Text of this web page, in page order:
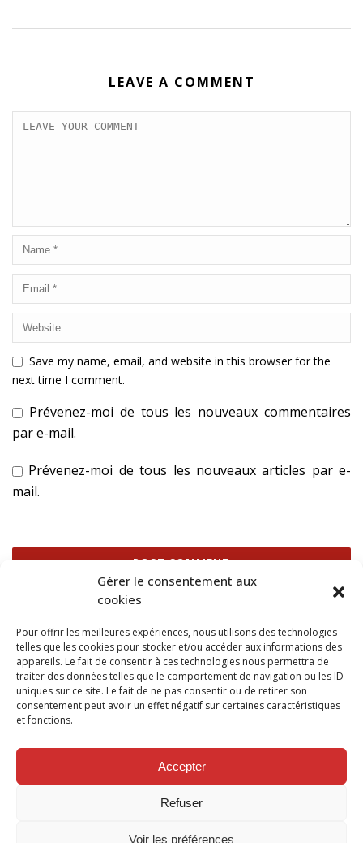
Gérer le consentement aux
cookies
Pour offrir les meilleures expériences, nous utilisons des technologies
telles que les cookies pour stocker et/ou accéder aux informations des
appareils. Le fait de consentir à ces technologies nous permettra de
traiter des données telles que le comportement de navigation ou les ID
uniques sur ce site. Le fait de ne pas consentir ou de retirer son
consentement peut avoir un effet négatif sur certaines caractéristiques
et fonctions.
Accepter
Refuser
Voir les préférences
LEAVE A COMMENT
Save my name, email, and website in this browser for the
next time I comment.
Prévenez-moi de tous les nouveaux commentaires
par e-mail.
Prévenez-moi de tous les nouveaux articles par e-
mail.
savoir plus sur la façon dont les données de vos
commentaires sont traitées.